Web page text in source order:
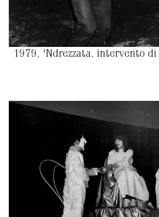
1979, 'Ndrezzata, intervento